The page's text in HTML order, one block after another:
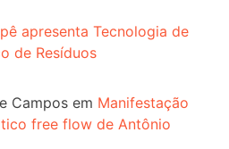
apresenta Tecnologia de
de Resíduos
Campos em Manifestação
free flow de Antônio